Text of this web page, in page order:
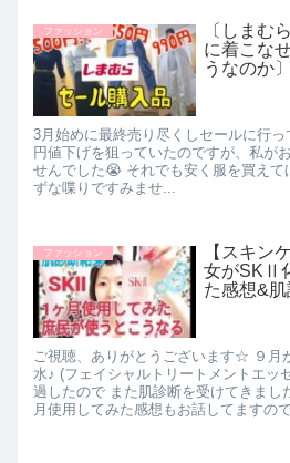
ファッション
〔しまむ
に着こな
うなのか〕
3月始めに最終売り尽くしセールに行
円値下げを狙っていたのですが、私が
せんでした😭 それでも安く服を買えて
ずな喋りですみませ...
ファッション
【スキン
女がSKⅡ
た感想&
ご視聴、ありがとうございます☆ ９
水♪ (フェイシャルトリートメントエッ
過したので また肌診断を受けてきまし
月使用してみた感想もお話してますの